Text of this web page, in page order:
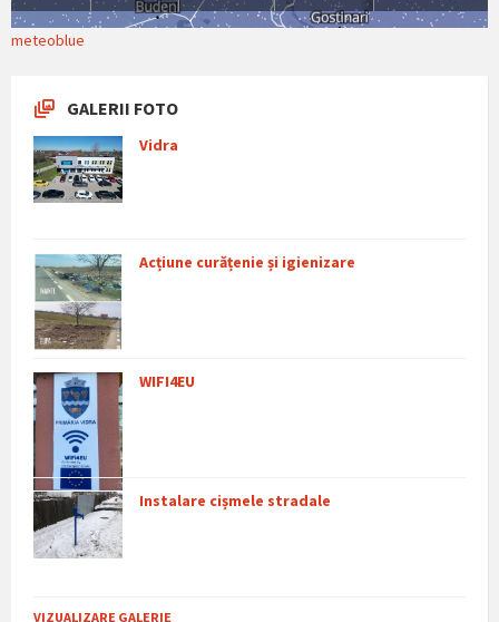
meteoblue
GALERII FOTO
Vidra
Acțiune curățenie și igienizare
WIFI4EU
Instalare cișmele stradale
VIZUALIZARE GALERIE